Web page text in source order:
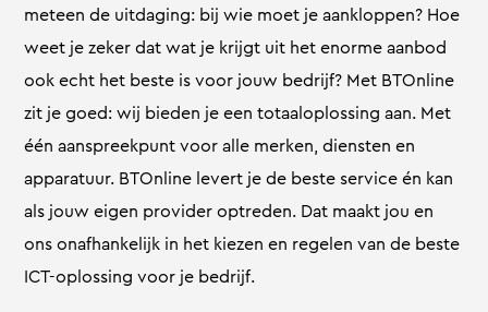
meteen de uitdaging: bij wie moet je aankloppen? Hoe
weet je zeker dat wat je krijgt uit het enorme aanbod
ook echt het beste is voor jouw bedrijf? Met BTOnline
zit je goed: wij bieden je een totaaloplossing aan. Met
één aanspreekpunt voor alle merken, diensten en
apparatuur. BTOnline levert je de beste service én kan
als jouw eigen provider optreden. Dat maakt jou en
ons onafhankelijk in het kiezen en regelen van de beste
ICT-oplossing voor je bedrijf.